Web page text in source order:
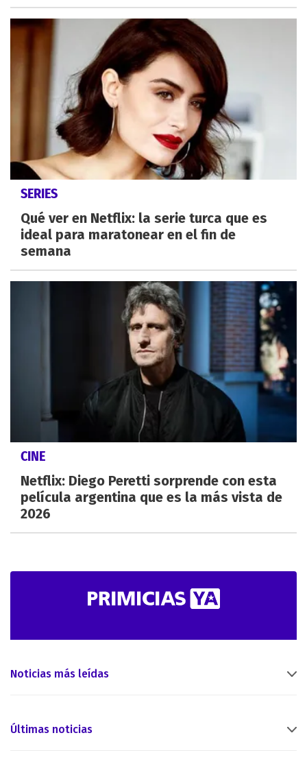
SERIES
Qué ver en Netflix: la serie turca que es
ideal para maratonear en el fin de
semana
CINE
Netflix: Diego Peretti sorprende con esta
película argentina que es la más vista de
2026
Noticias más leídas
Últimas noticias